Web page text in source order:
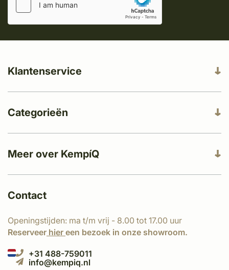
Meer over KempíQ
Klantenservice
Categorieën
Contact
Openingstijden: ma t/m vrij - 8.00 tot 17.00 uur
Reserveer hier een bezoek in onze showroom.
+31 488-759011
info@kempiq.nl